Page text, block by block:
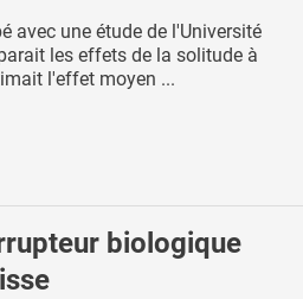
avec une étude de l'Université
les effets de la solitude à
l'effet moyen ...
biologique